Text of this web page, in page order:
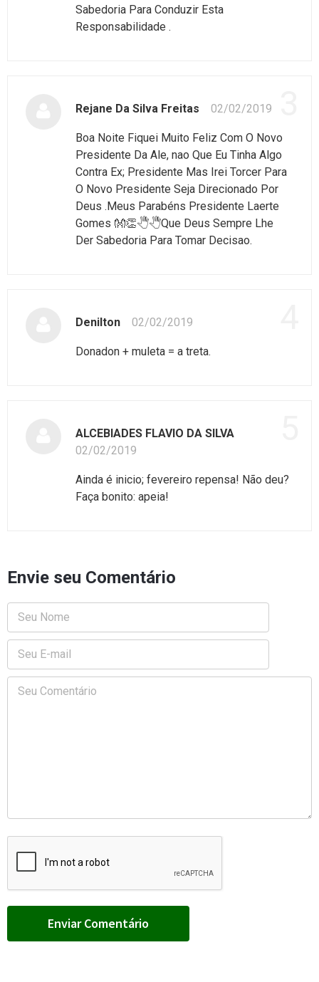
Sabedoria Para Conduzir Esta
Responsabilidade .
Rejane Da Silva Freitas 02/02/2019
Boa Noite Fiquei Muito Feliz Com O Novo
Presidente Da Ale, nao Que Eu Tinha Algo
Contra Ex; Presidente Mas Irei Torcer Para
O Novo Presidente Seja Direcionado Por
Deus .Meus Parabéns Presidente Laerte
Gomes 👐👏🖑🖑Que Deus Sempre Lhe
Der Sabedoria Para Tomar Decisao.
Denilton 02/02/2019
Donadon + muleta = a treta.
ALCEBIADES FLAVIO DA SILVA
02/02/2019
Ainda é inicio; fevereiro repensa! Não deu?
Faça bonito: apeia!
Envie seu Comentário